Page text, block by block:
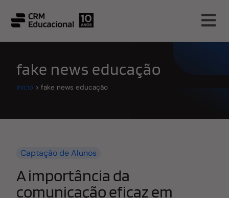
fake news educação
Início >fake news educação
Captação de Alunos
A importância da
comunicação eficaz em